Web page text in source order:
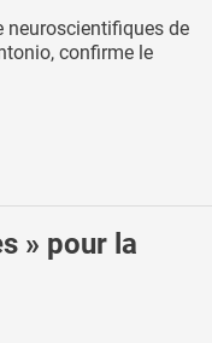
neuroscientifiques de
confirme le
» pour la